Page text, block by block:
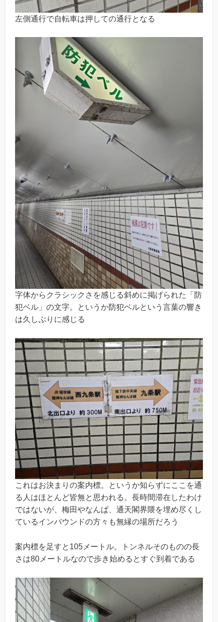
左側通行で自転車は押しての通行となる
字体からクラシックさを感じる斜めに掲げられた「防
犯ベル」の文字。というか防犯ベルという言葉の響き
は久しぶりに感じる
これはお決まりの案内標。というか知らずにここを通
る人はほとんど皆無と思われる。長時間滞在したわけ
ではないが、梅田やなんば、通天閣界隈を埋め尽くし
ているインバウンドの方々も無縁の場所だろう
案内標を足すと105メートル。トンネルそのものの長
さは80メートルなので歩き始めるとすぐ到着である